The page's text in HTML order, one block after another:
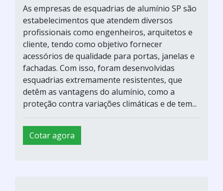
As empresas de esquadrias de alumínio SP são
estabelecimentos que atendem diversos
profissionais como engenheiros, arquitetos e
cliente, tendo como objetivo fornecer
acessórios de qualidade para portas, janelas e
fachadas. Com isso, foram desenvolvidas
esquadrias extremamente resistentes, que
detêm as vantagens do alumínio, como a
proteção contra variações climáticas e de tem...
Cotar agora